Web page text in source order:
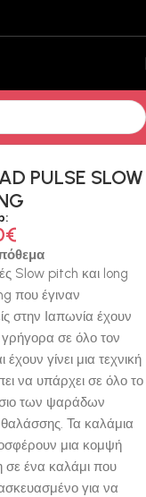
PULSE SLOW
€
Slow pitch και long
που έγιναν
στην Ιαπωνία έχουν
γρήγορα σε όλο τον
έχουν γίνει μια τεχνική
να υπάρχει σε όλο το
των ψαράδων
θαλάσσης. Τα καλάμια
μια κομψή
σε ένα καλάμι που
για να